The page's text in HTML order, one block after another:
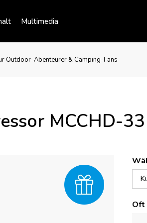
Multimedia
Outdoor-Abenteurer & Camping-Fans
MCCHD-
Oft